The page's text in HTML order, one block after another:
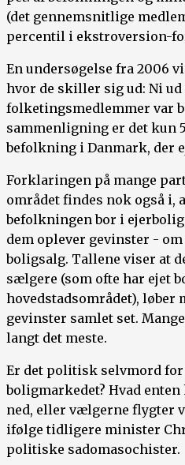
(det gennemsnitlige
percentil i ekstroversion-
En undersøgelse fra 2006
hvor de skiller sig ud: Ni ud
folketingsmedlemmer var
sammenligning er det kun
befolkning i Danmark, der
Forklaringen på mange
området findes nok også i,
befolkningen bor i
dem oplever gevinster - om
boligsalg. Tallene viser at
sælgere (som ofte har ejet
hovedstadsområdet), løber
gevinster samlet set.
langt det meste.
Er det politisk selvmord for
boligmarkedet? Hvad
ned, eller vælgerne flygter
ifølge tidligere minister
politiske sadomasochister.